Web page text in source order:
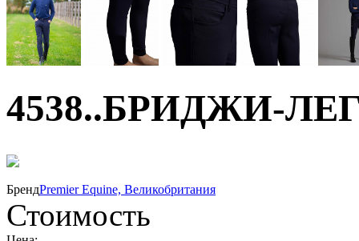
4538..БРИДЖИ-
50%
БрендPremier Equine, Великобритания
Стоимость